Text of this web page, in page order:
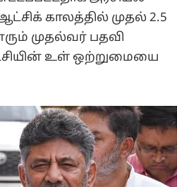
காலத்தில் முதல் 2.5
முதல்வர் பதவி
உள் ஒற்றுமையை